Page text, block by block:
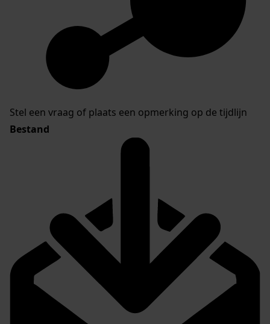
Stel een vraag of plaats een opmerking op de tijdlijn
Bestand